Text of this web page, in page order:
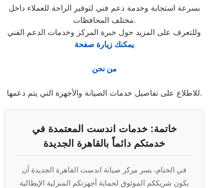
بسرعة استجابة وخدمة دعم فني لتوفير الراحة للعملاء داخل
مختلف المحافظات.
وللتعرف على المزيد حول خبرة المركز وخدمات الدعم الفني
يمكنك زيارة صفحة
من نحن
للاطلاع على تفاصيل خدمات الصيانة والأجهزة التي يتم دعمها.
خاتمة: خدمات اندست المعتمدة في
خدمتكم دائماً بالقاهرة الجديدة
في الختام، يسر مركز صيانة اندست القاهرة الجديدة أن
يكون شريككم الموثوق لحماية أجهزتكم المنزلية الإيطالية